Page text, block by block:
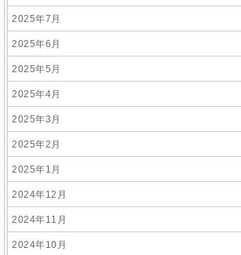
2025年7月
2025年6月
2025年5月
2025年4月
2025年3月
2025年2月
2025年1月
2024年12月
2024年11月
2024年10月